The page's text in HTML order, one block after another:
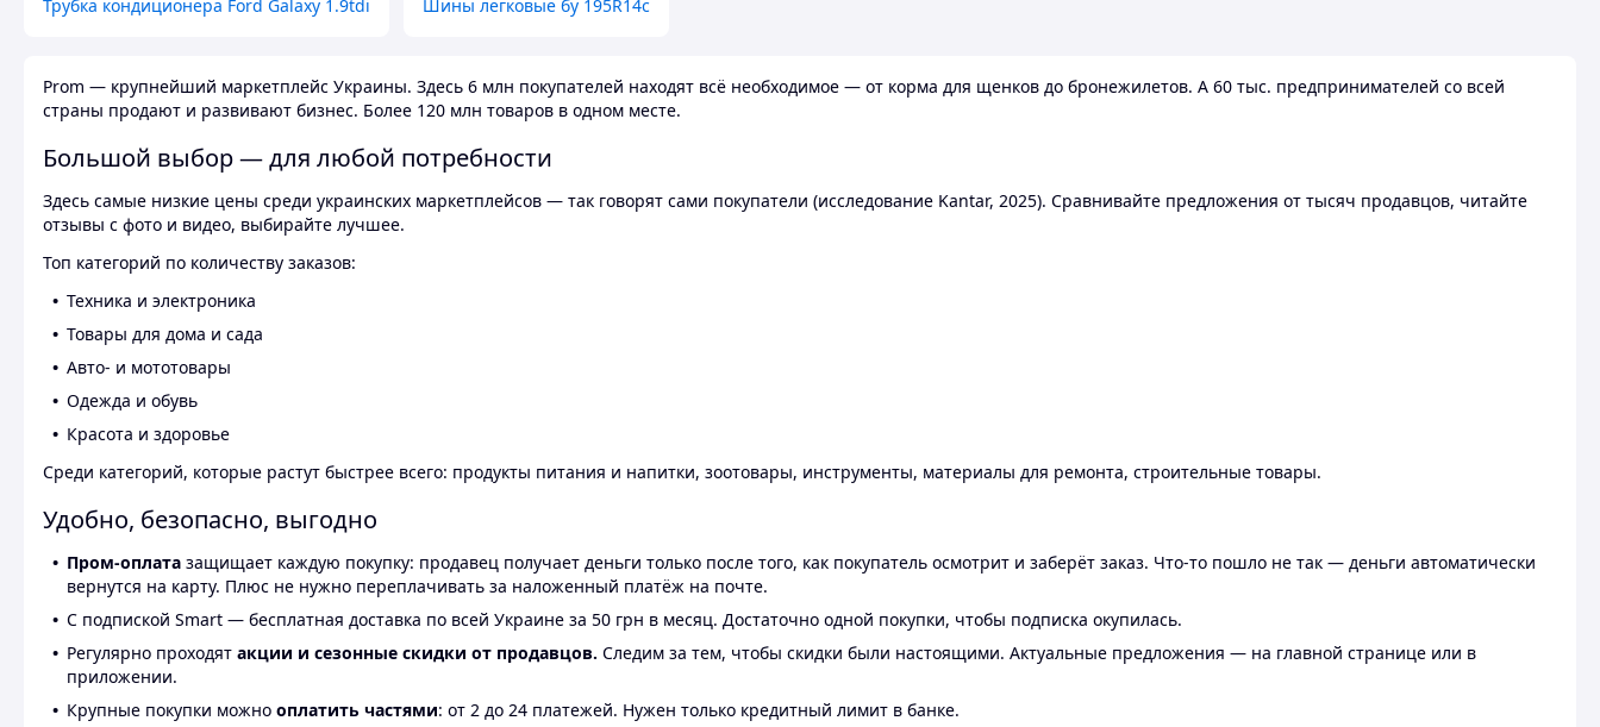
Трубка кондиционера Ford Galaxy 1.9tdi Шины легковые бу 195R14c
Prom — крупнейший маркетплейс Украины. Здесь 6 млн покупателей находят всё необходимое — от корма для щенков до бронежилетов. А 60 тыс. предпринимателей со всей
страны продают и развивают бизнес. Более 120 млн товаров в одном месте.
Большой выбор — для любой потребности
Здесь самые низкие цены среди украинских маркетплейсов — так говорят сами покупатели (исследование Kantar, 2025). Сравнивайте предложения от тысяч продавцов, читайте
отзывы с фото и видео, выбирайте лучшее.
Топ категорий по количеству заказов:
Техника и электроника
Товары для дома и сада
Авто- и мототовары
Одежда и обувь
Красота и здоровье
Среди категорий, которые растут быстрее всего: продукты питания и напитки, зоотовары, инструменты, материалы для ремонта, строительные товары.
Удобно, безопасно, выгодно
Пром-оплата защищает каждую покупку: продавец получает деньги только после того, как покупатель осмотрит и заберёт заказ. Что-то пошло не так — деньги автоматически
вернутся на карту. Плюс не нужно переплачивать за наложенный платёж на почте.
С подпиской Smart — бесплатная доставка по всей Украине за 50 грн в месяц. Достаточно одной покупки, чтобы подписка окупилась.
Регулярно проходят акции и сезонные скидки от продавцов. Следим за тем, чтобы скидки были настоящими. Актуальные предложения — на главной странице или в
приложении.
Крупные покупки можно оплатить частями: от 2 до 24 платежей. Нужен только кредитный лимит в банке.